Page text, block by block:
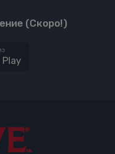
(Скоро!)
Play